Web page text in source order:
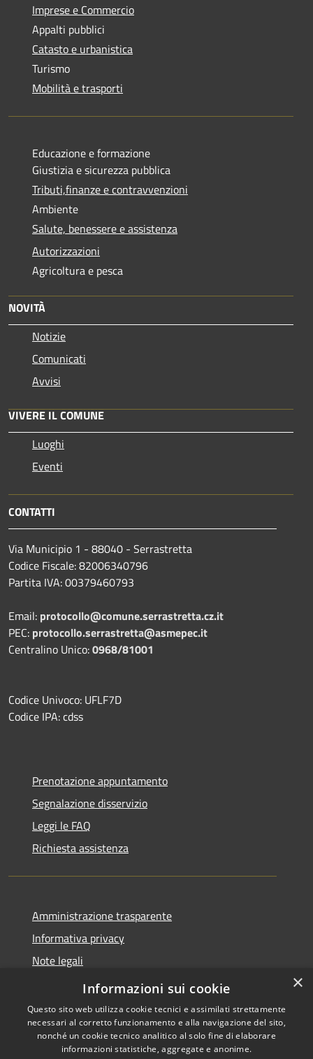
Imprese e Commercio
Appalti pubblici
Catasto e urbanistica
Turismo
Mobilità e trasporti
Educazione e formazione
Giustizia e sicurezza pubblica
Tributi,finanze e contravvenzioni
Ambiente
Salute, benessere e assistenza
Autorizzazioni
Agricoltura e pesca
NOVITÀ
Notizie
Comunicati
Avvisi
VIVERE IL COMUNE
Luoghi
Eventi
CONTATTI
Via Municipio 1 - 88040 - Serrastretta
Codice Fiscale: 82006340796
Partita IVA: 00379460793
Email: protocollo@comune.serrastretta.cz.it
PEC: protocollo.serrastretta@asmepec.it
Centralino Unico:0968/81001
Codice Univoco: UFLF7D
Codice IPA: cdss
Prenotazione appuntamento
Segnalazione disservizio
Leggi le FAQ
Richiesta assistenza
Amministrazione trasparente
Informativa privacy
Note legali
Dichiarazione di accessibilità
Copyright © 2026 • Comune di
×
Informazioni sui cookie
Questo sito web utilizza cookie tecnici e assimilati strettamente
necessari al corretto funzionamento e alla navigazione del sito,
nonché un cookie tecnico analitico al solo fine di elaborare
informazioni statistiche, aggregate e anonime.